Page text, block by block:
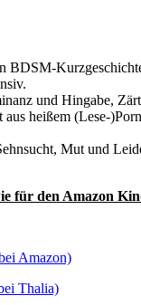
BDSM-
und Hingabe,
aus heißem (Lese-
Mut und
für den Amazon
Amazon)
Thalia)